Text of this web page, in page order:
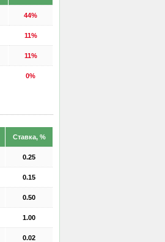
44%
11%
11%
0%
Ставка, %
0.25
0.15
0.50
1.00
0.02